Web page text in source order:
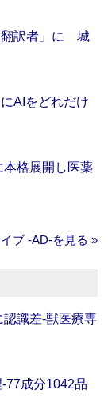
翻訳者」に 城
AIをどれだけ
格展開し医薬
ブ ‐AD‐を見る »
識差‐獣医療専
成分1042品